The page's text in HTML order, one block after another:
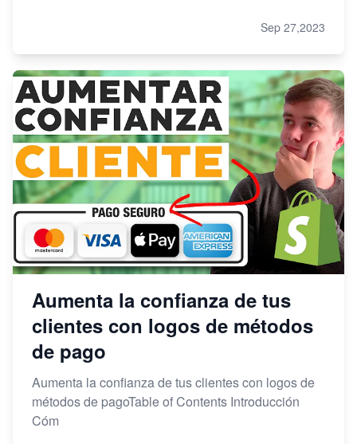
Sep 27,2023
Aumenta la confianza de tus
clientes con logos de métodos
de pago
Aumenta la confianza de tus clientes con logos de
métodos de pagoTable of Contents Introducción
Cóm